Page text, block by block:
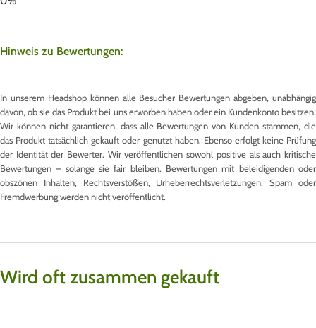
Hinweis zu Bewertungen:
In unserem Headshop können alle Besucher Bewertungen abgeben, unabhängig
davon, ob sie das Produkt bei uns erworben haben oder ein Kundenkonto besitzen.
Wir können nicht garantieren, dass alle Bewertungen von Kunden stammen, die
das Produkt tatsächlich gekauft oder genutzt haben. Ebenso erfolgt keine Prüfung
der Identität der Bewerter. Wir veröffentlichen sowohl positive als auch kritische
Bewertungen – solange sie fair bleiben. Bewertungen mit beleidigenden oder
obszönen Inhalten, Rechtsverstößen, Urheberrechtsverletzungen, Spam oder
Fremdwerbung werden nicht veröffentlicht.
Wird oft zusammen gekauft